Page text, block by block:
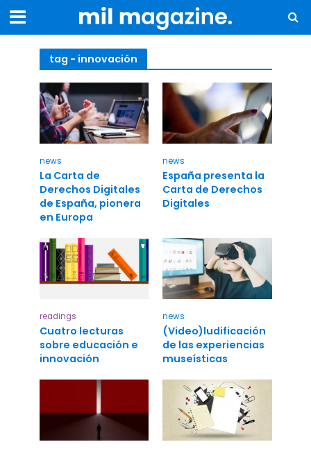
tag - innovación
news
La Carta de
Derechos Digitales
de España, pionera
en Europa
news
España presenta la
Carta de Derechos
Digitales
readings
Cuatro lecturas
sobre educación e
innovación
news
(Video)ludificación
de las experiencias
museísticas